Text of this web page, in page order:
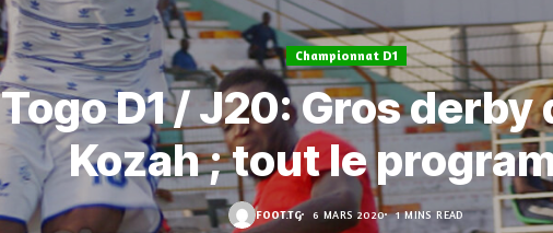
Championnat D1
Togo D1 / J20: Gros derby
Kozah ; tout le
FOOT.TG 6 MARS 2020 1 MINS READ